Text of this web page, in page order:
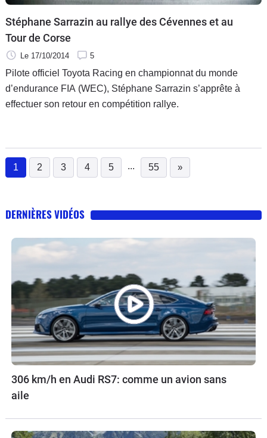
Stéphane Sarrazin au rallye des Cévennes et au
Tour de Corse
Le 17/10/2014 5
Pilote officiel Toyota Racing en championnat du monde
d’endurance FIA (WEC), Stéphane Sarrazin s’apprête à
effectuer son retour en compétition rallye.
1
(current)
2 3 4 5 ... 55 »
DERNIÈRES VIDÉOS
306 km/h en Audi RS7: comme un avion sans
aile